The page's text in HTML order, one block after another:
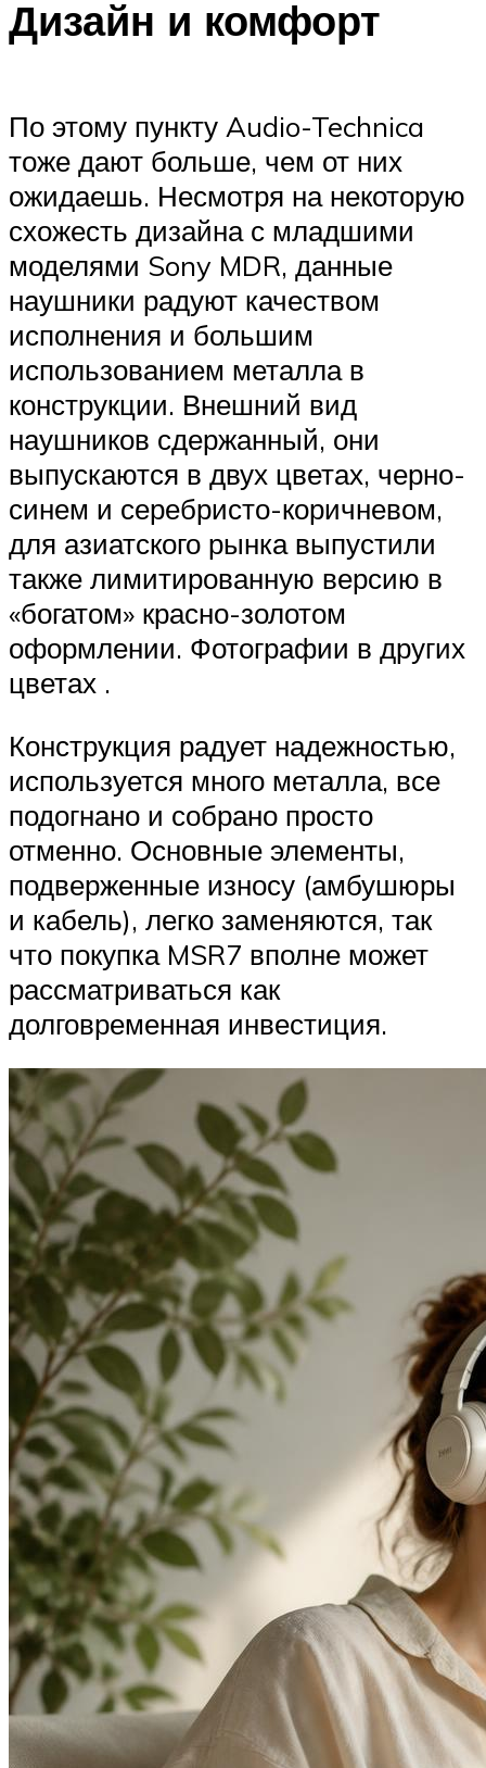
Дизайн и комфорт
По этому пункту Audio-Technica
тоже дают больше, чем от них
ожидаешь. Несмотря на некоторую
схожесть дизайна с младшими
моделями Sony MDR, данные
наушники радуют качеством
исполнения и большим
использованием металла в
конструкции. Внешний вид
наушников сдержанный, они
выпускаются в двух цветах, черно-
синем и серебристо-коричневом,
для азиатского рынка выпустили
также лимитированную версию в
«богатом» красно-золотом
оформлении. Фотографии в других
цветах .
Конструкция радует надежностью,
используется много металла, все
подогнано и собрано просто
отменно. Основные элементы,
подверженные износу (амбушюры
и кабель), легко заменяются, так
что покупка MSR7 вполне может
рассматриваться как
долговременная инвестиция.